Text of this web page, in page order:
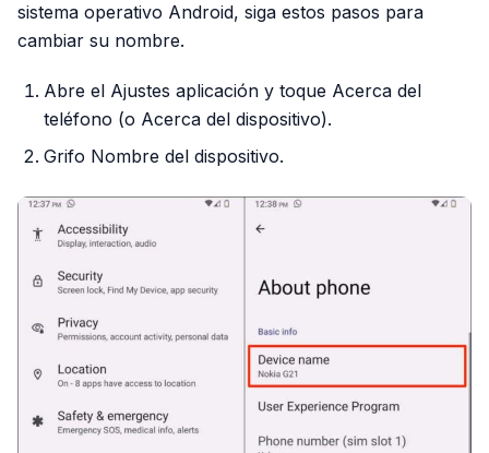
sistema operativo Android, siga estos pasos para
cambiar su nombre.
Abre el Ajustes aplicación y toque Acerca del
teléfono (o Acerca del dispositivo).
Grifo Nombre del dispositivo.